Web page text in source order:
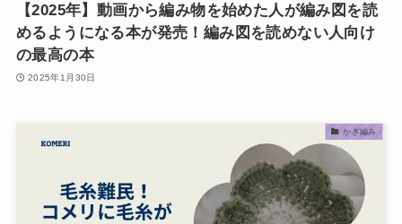
【2025年】動画から編み物を始めた人が編み図を読
めるようになる本が発売！編み図を読めない人向け
の最高の本
2025年1月30日
かぎ編み